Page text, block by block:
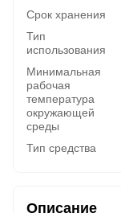
Срок хранения
Тип
использования
Минимальная
рабочая
температура
окружающей
среды
Тип средства
Описание